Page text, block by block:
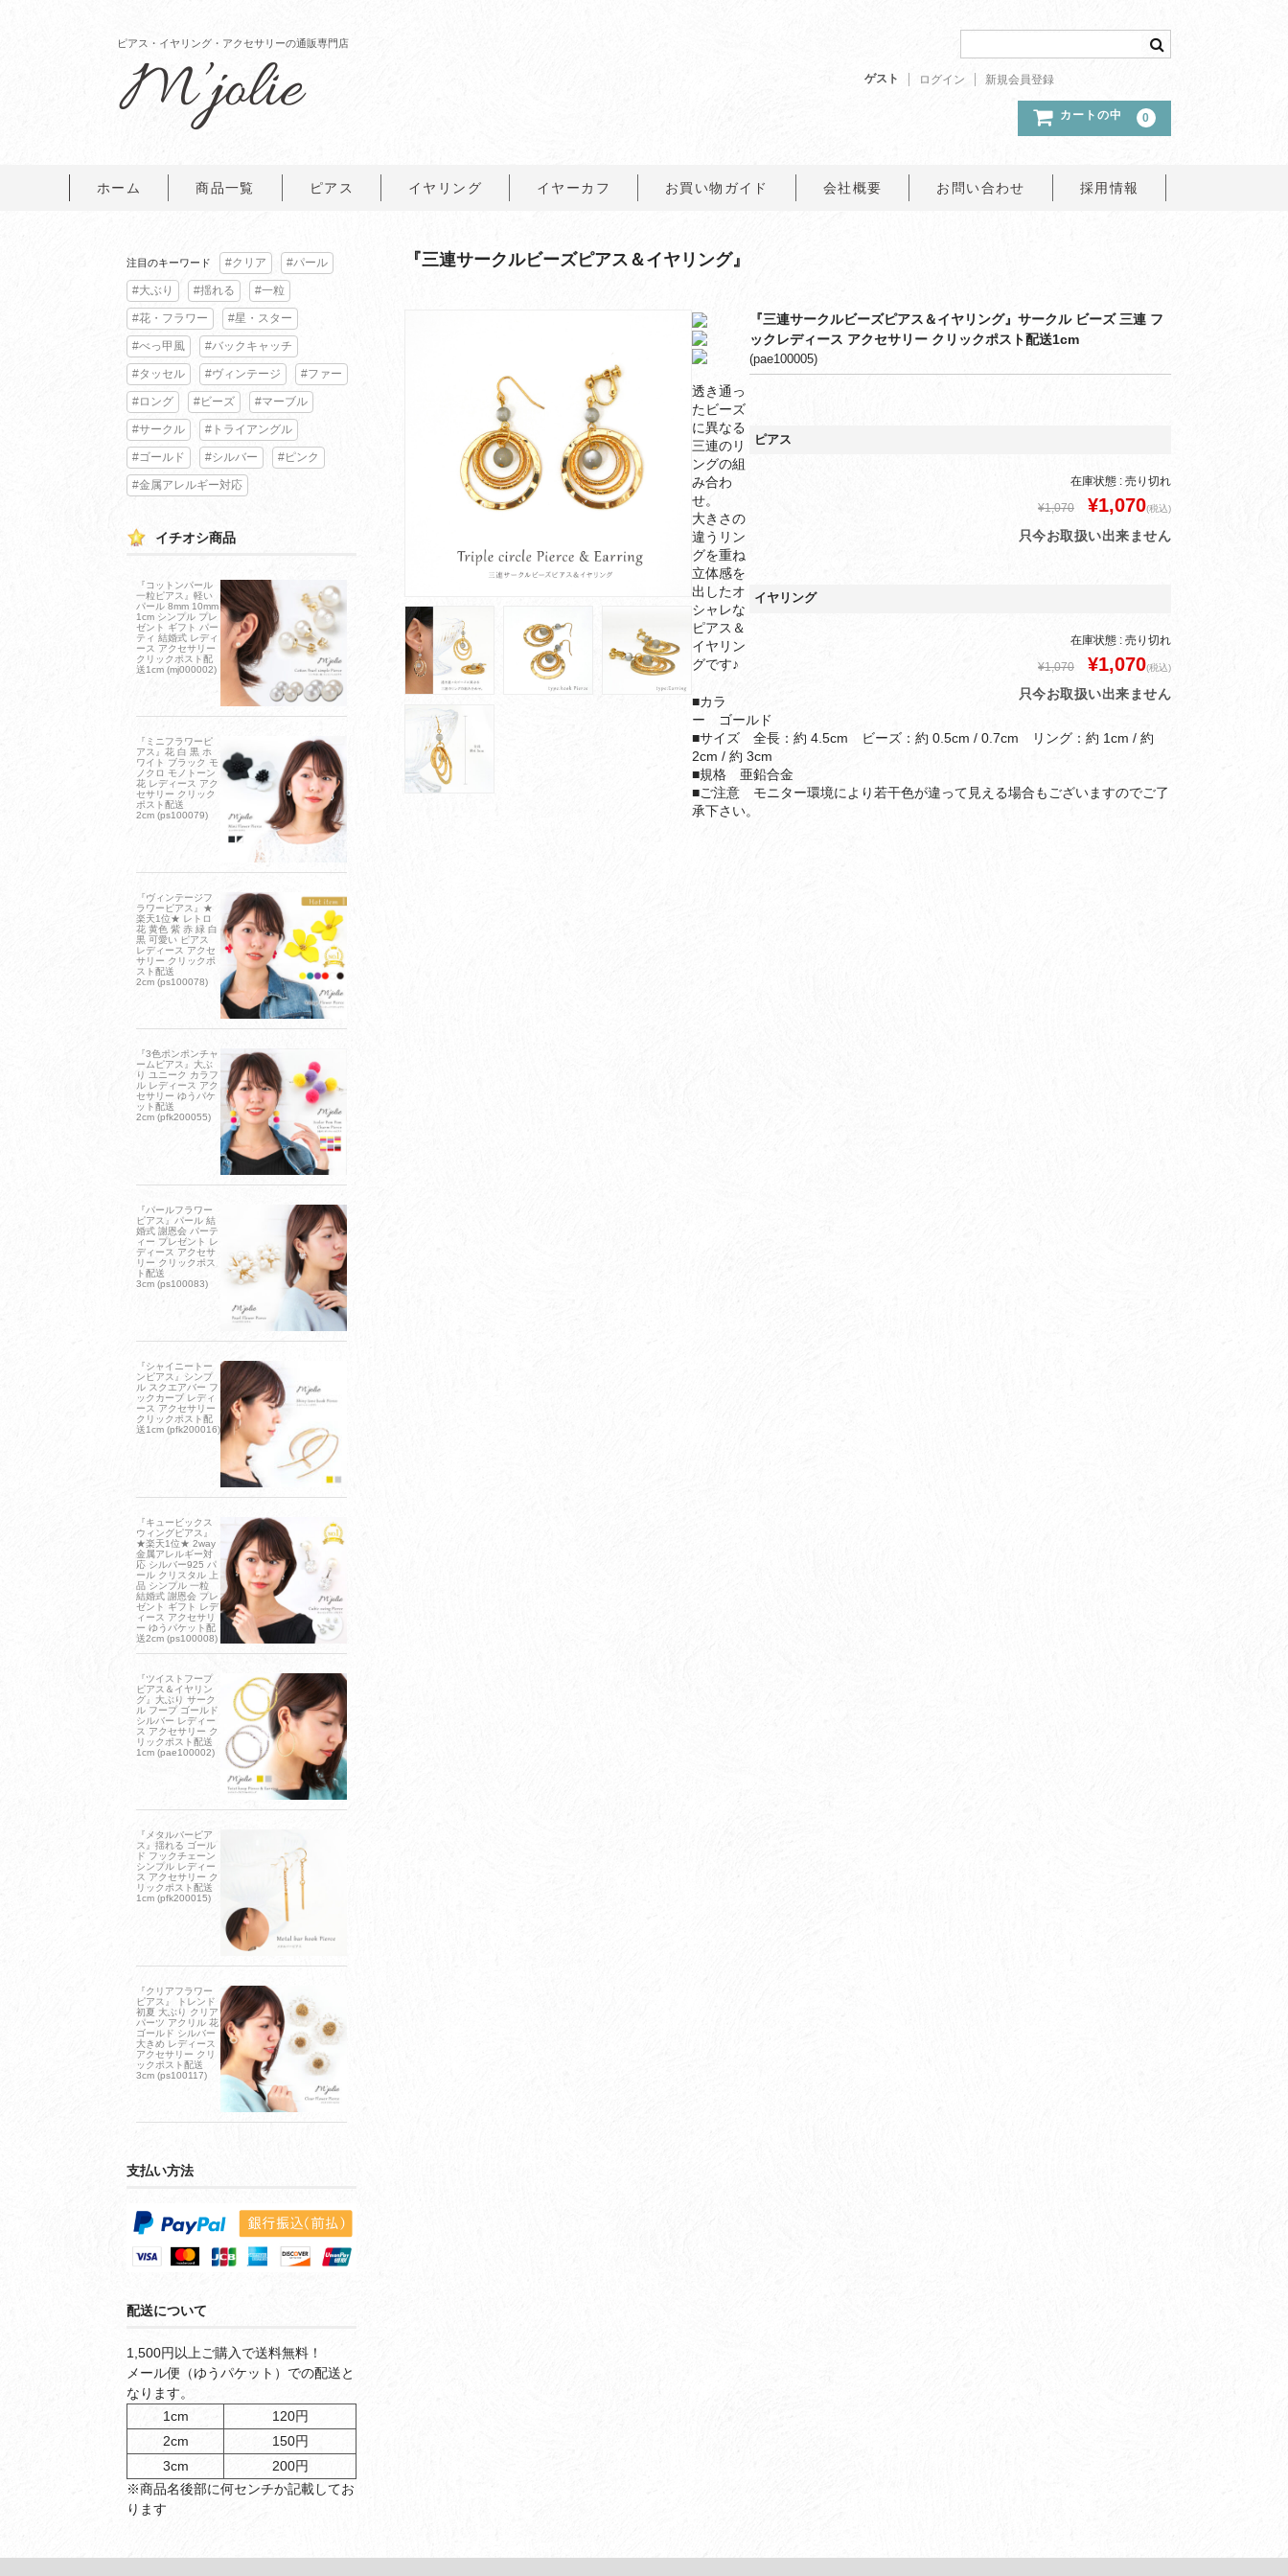
ピアス・イヤリング・アクセサリーの通販専門店
ゲスト ログイン 新規会員登録
カートの中 0
ホーム 商品一覧 ピアス イヤリング イヤーカフ お買い物ガイド 会社概要 お問い合わせ 採用情報
『三連サークルビーズピアス＆イヤリング』
『三連サークルビーズピアス＆イヤリング』サークル ビーズ 三連 フ
ックレディース アクセサリー クリックポスト配送1cm
(pae100005)
ピアス
在庫状態 : 売り切れ
¥1,070 ¥1,070(税込)
只今お取扱い出来ません
イヤリング
在庫状態 : 売り切れ
¥1,070 ¥1,070(税込)
只今お取扱い出来ません
透き通っ
たビーズ
に異なる
三連のリ
ングの組
み合わ
せ。
大きさの
違うリン
グを重ね
立体感を
出したオ
シャレな
ピアス＆
イヤリン
グです♪
■カラ
ー ゴールド
■サイズ 全長：約 4.5cm ビーズ：約 0.5cm / 0.7cm リング：約 1cm / 約
2cm / 約 3cm
■規格 亜鉛合金
■ご注意 モニター環境により若干色が違って見える場合もございますのでご了
承下さい。
注目のキーワード #クリア #パール
#大ぶり #揺れる #一粒
#花・フラワー #星・スター
#べっ甲風 #バックキャッチ
#タッセル #ヴィンテージ #ファー
#ロング #ビーズ #マーブル
#サークル #トライアングル
#ゴールド #シルバー #ピンク
#金属アレルギー対応
イチオシ商品
『コットンパール
一粒ピアス』軽い
パール 8mm 10mm
1cm シンプル プレ
ゼント ギフト パー
ティ 結婚式 レディ
ース アクセサリー
クリックポスト配
送1cm (mj000002)
『ミニフラワーピ
アス』花 白 黒 ホ
ワイト ブラック モ
ノクロ モノトーン
花 レディース アク
セサリー クリック
ポスト配送
2cm (ps100079)
『ヴィンテージフ
ラワーピアス』★
楽天1位★ レトロ
花 黄色 紫 赤 緑 白
黒 可愛い ピアス
レディース アクセ
サリー クリックポ
スト配送
2cm (ps100078)
『3色ポンポンチャ
ームピアス』大ぶ
り ユニーク カラフ
ル レディース アク
セサリー ゆうパケ
ット配送
2cm (pfk200055)
『パールフラワー
ピアス』パール 結
婚式 謝恩会 パーテ
ィー プレゼント レ
ディース アクセサ
リー クリックポス
ト配送
3cm (ps100083)
『シャイニートー
ンピアス』シンプ
ル スクエアバー フ
ックカーブ レディ
ース アクセサリー
クリックポスト配
送1cm (pfk200016)
『キュービックス
ウィングピアス』
★楽天1位★ 2way
金属アレルギー対
応 シルバー925 パ
ール クリスタル 上
品 シンプル 一粒
結婚式 謝恩会 プレ
ゼント ギフト レデ
ィース アクセサリ
ー ゆうパケット配
送2cm (ps100008)
『ツイストフープ
ピアス＆イヤリン
グ』大ぶり サーク
ル フープ ゴールド
シルバー レディー
ス アクセサリー ク
リックポスト配送
1cm (pae100002)
『メタルバーピア
ス』揺れる ゴール
ド フックチェーン
シンプル レディー
ス アクセサリー ク
リックポスト配送
1cm (pfk200015)
『クリアフラワー
ピアス』 トレンド
初夏 大ぶり クリア
パーツ アクリル 花
ゴールド シルバー
大きめ レディース
アクセサリー クリ
ックポスト配送
3cm (ps100117)
支払い方法
配送について
1,500円以上ご購入で送料無料！
メール便（ゆうパケット）での配送と
なります。
1cm
120円
2cm
150円
3cm
200円
※商品名後部に何センチか記載してお
ります